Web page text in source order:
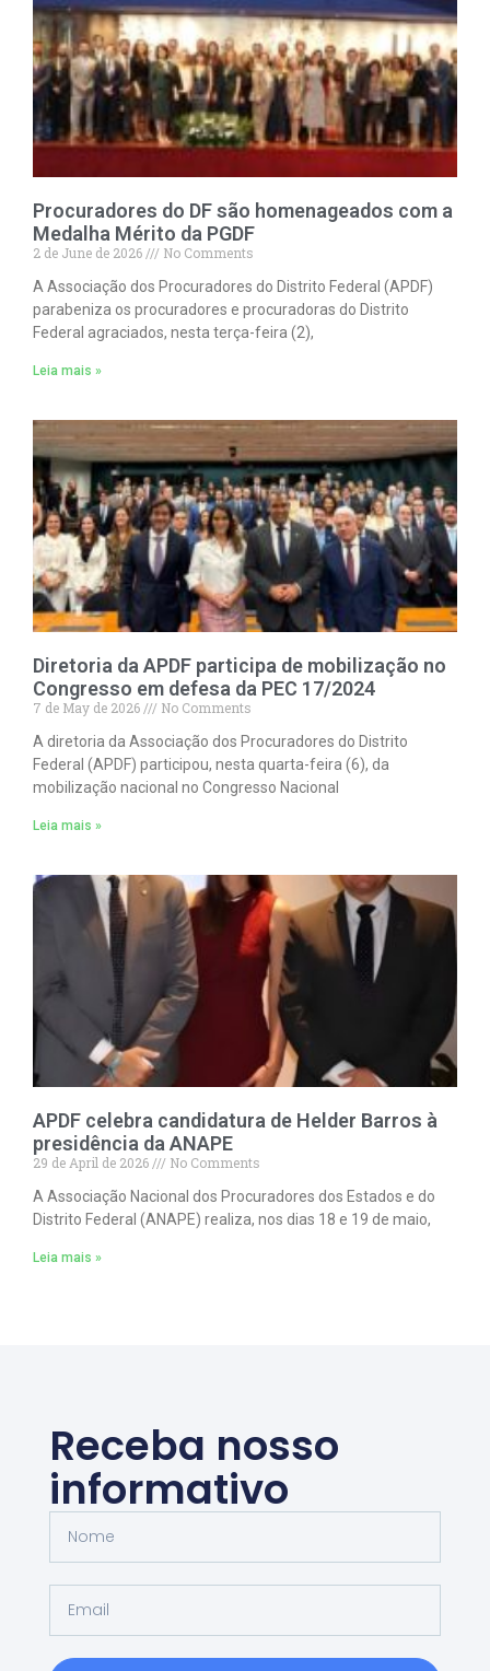
Procuradores do DF são homenageados com a
Medalha Mérito da PGDF
2 de June de 2026
No Comments
A Associação dos Procuradores do Distrito Federal (APDF)
parabeniza os procuradores e procuradoras do Distrito
Federal agraciados, nesta terça-feira (2),
Leia mais »
Diretoria da APDF participa de mobilização no
Congresso em defesa da PEC 17/2024
7 de May de 2026
No Comments
A diretoria da Associação dos Procuradores do Distrito
Federal (APDF) participou, nesta quarta-feira (6), da
mobilização nacional no Congresso Nacional
Leia mais »
APDF celebra candidatura de Helder Barros à
presidência da ANAPE
29 de April de 2026
No Comments
A Associação Nacional dos Procuradores dos Estados e do
Distrito Federal (ANAPE) realiza, nos dias 18 e 19 de maio,
Leia mais »
Receba nosso
informativo